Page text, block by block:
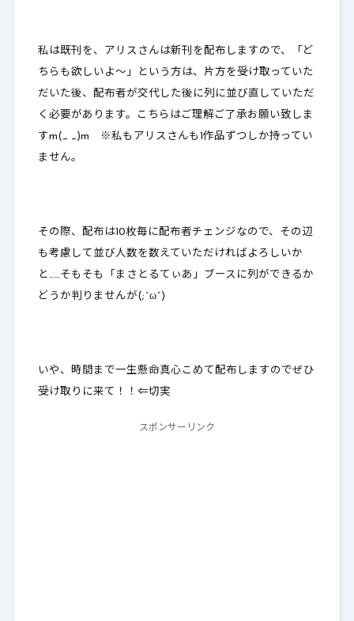
私は既刊を、アリスさんは新刊を配布しますので、「ど
ちらも欲しいよ～」という方は、片方を受け取っていた
だいた後、 配布者が交代した後に列に並び直していただ
く必要があります 。こちらはご理解ご了承お願い致しま
すm(_ _)m ※私もアリスさんも1作品ずつしか持ってい
ません。
その際、配布は10枚毎に配布者チェンジなので、その辺
も考慮して並び人数を数えていただければよろしいか
と……そもそも「まさとるてぃあ」ブースに列ができるか
どうか判りませんが(;^ω^)
いや、時間まで一生懸命真心こめて配布しますのでぜひ
受け取りに来て！！⇐切実
スポンサーリンク